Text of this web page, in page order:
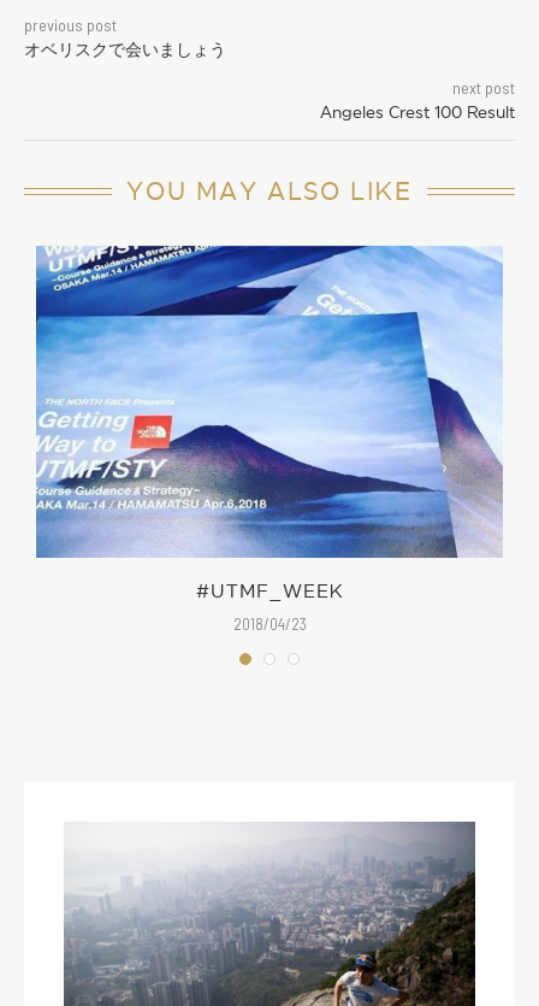
previous post
オベリスクで会いましょう
next post
Angeles Crest 100 Result
YOU MAY ALSO LIKE
#UTMF_WEEK
2018/04/23